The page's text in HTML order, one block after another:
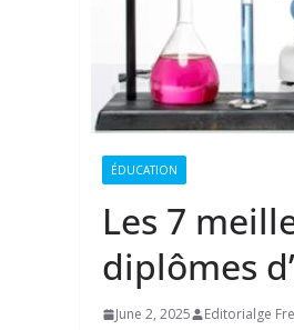
ÉDUCATION
Les 7
diplômes
June 2, 2025 Editorialge